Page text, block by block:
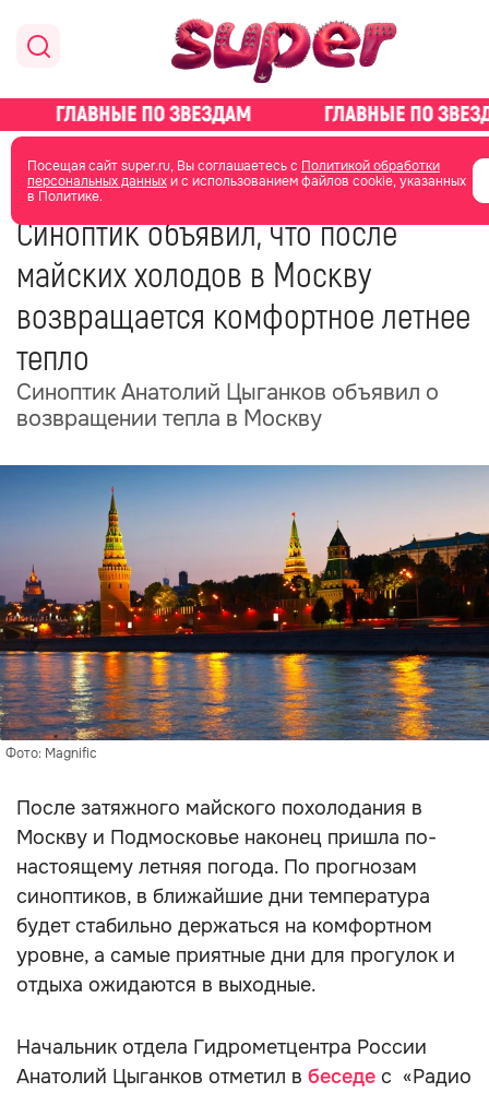
Посещая сайт super.ru, Вы соглашаетесь с Политикой обработки
персональных данныхи с использованием файлов cookie, указанных
в Политике.
главная общество
04 июня
Синоптик объявил, что после
майских холодов в Москву
возвращается комфортное летнее
тепло
Синоптик Анатолий Цыганков объявил о
возвращении тепла в Москву
Фото: Magnific
После затяжного майского похолодания в
Москву и Подмосковье наконец пришла по-
настоящему летняя погода. По прогнозам
синоптиков, в ближайшие дни температура
будет стабильно держаться на комфортном
уровне, а самые приятные дни для прогулок и
отдыха ожидаются в выходные.
Начальник отдела Гидрометцентра России
Анатолий Цыганков отметил в беседе с «Радио